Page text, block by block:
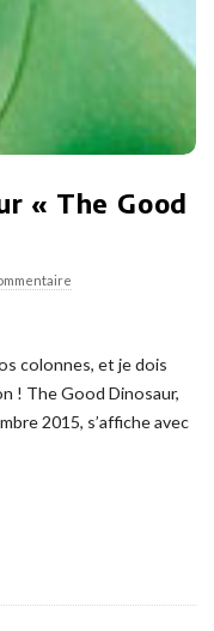
« The Good
colonnes, et je dois
! The Good Dinosaur,
2015, s’affiche avec